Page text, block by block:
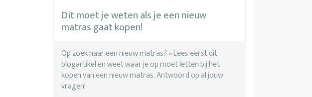
Dit moet je weten als je een nieuw
matras gaat kopen!
Op zoek naar een nieuw matras? » Lees eerst dit
blogartikel en weet waar je op moet letten bij het
kopen van een nieuw matras. Antwoord op al jouw
vragen!